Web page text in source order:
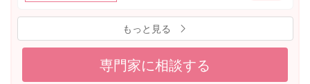
べを始めるべきなのか。 アドバイスいただけますと 大変あ
りがたいです。 よろしくお願いいたします。
17:00 授乳 19:30〜20:30 お風呂→授乳 21時頃 就寝
23:00〜1:00 授乳 このような形でしています。今後2回食に
するにあたり 16:00〜17:00に2回目をいれようかなと思って
いるのですが、続けての離乳食は良くないでしょうか？？
お風呂は父が帰宅してからいれてるので、この時間で今の
もっと見る
専門家に相談する